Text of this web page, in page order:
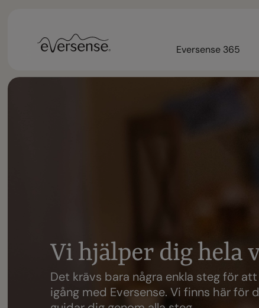
Eversense 365
Vi hjälper dighela
Det krävs bara några enkla steg för att
igång med Eversense. Vi finns här för d